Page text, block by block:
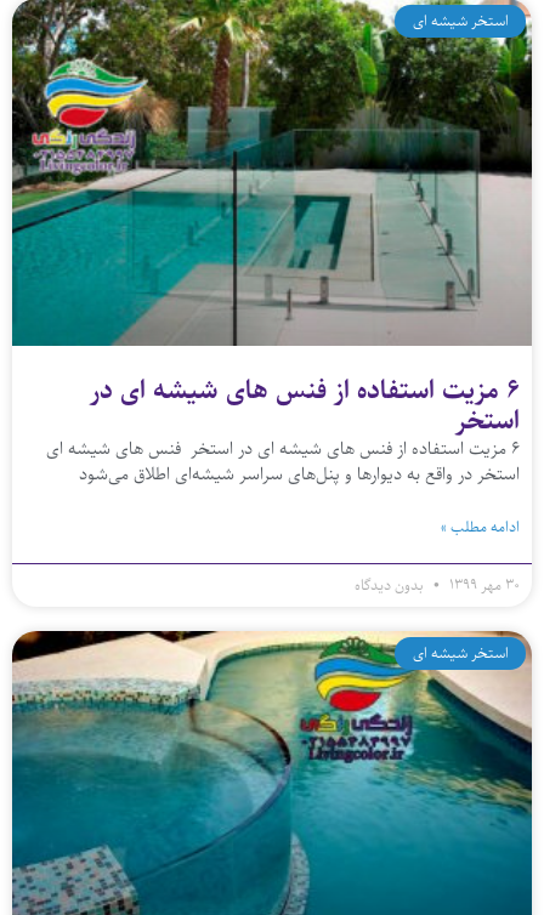
استخر شیشه ای
۶ مزیت استفاده از فنس های شیشه‌ ای در
استخر
۶ مزیت استفاده از فنس های شیشه‌ ای در استخر فنس های شیشه‌ ای
استخر در واقع به دیوارها و پنل‌های سراسر شیشه‌ای اطلاق می‌شود
ادامه مطلب »
۳۰ مهر ۱۳۹۹ بدون دیدگاه
استخر شیشه ای